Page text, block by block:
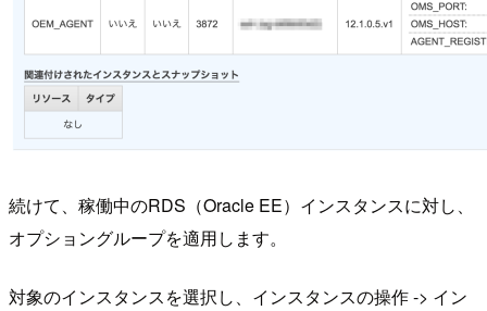
続けて、稼働中のRDS（Oracle EE）インスタンスに対し、
オプショングループを適用します。
対象のインスタンスを選択し、インスタンスの操作 -> イン